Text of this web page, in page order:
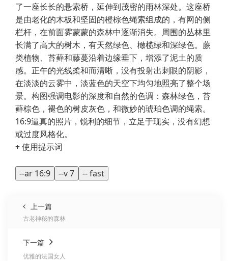
了一座长长的悬索桥，延伸到茂密的雨林深处。这座桥
是由老化的木板和坚固的橙棕色绳索组成的，有网的侧
栏杆，在前面雾蒙蒙的森林中逐渐消失。周围的丛林里
长满了高大的树木，有天然绿色、橄榄绿和深绿色。蕨
类植物、苔藓和藤蔓沿着边缘垂下，增添了泥土的质
感。正午的光线柔和而清晰，没有投射出刺眼的阴影，
在淡淡的云雾中，淡蓝色的天空下均匀地照亮了整个场
景。构图强调电影的深度和自然的色调：森林绿色，苔
藓棕色，褪色的树皮灰色，和微妙的琥珀色调的绳索。
16:9逼真的照片，锐利的细节，立足于现实，没有幻想
或过度风格化。
+ 使用提示词
--ar 16:9 --v 7 -- fast
上一篇
古老神秘的森林
下一篇
优雅的法国女人